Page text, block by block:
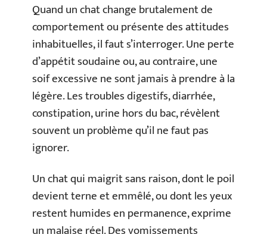
Quand un chat change brutalement de
comportement ou présente des attitudes
inhabituelles, il faut s’interroger. Une perte
d’appétit soudaine ou, au contraire, une
soif excessive ne sont jamais à prendre à la
légère. Les troubles digestifs, diarrhée,
constipation, urine hors du bac, révèlent
souvent un problème qu’il ne faut pas
ignorer.
Un chat qui maigrit sans raison, dont le poil
devient terne et emmêlé, ou dont les yeux
restent humides en permanence, exprime